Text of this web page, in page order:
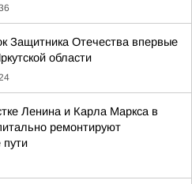
Защитника Отечества впервые
области
Ленина и Карла Маркса в
ремонтируют